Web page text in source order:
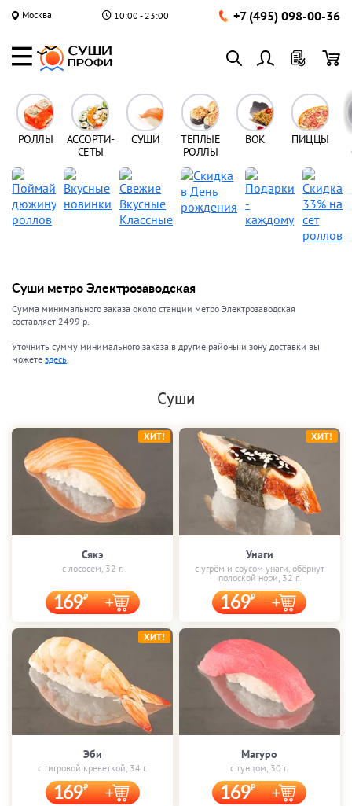
Москва 10:00 - 23:00 +7 (495) 098-00-36
РОЛЛЫ
АССОРТИ-
СЕТЫ
СУШИ
ТЕПЛЫЕ
РОЛЛЫ
ВОК ПИЦЦЫ
Суши метро Электрозаводская
Сумма минимального заказа около станции метро Электрозаводская
составляет 2499 р.
Уточнить сумму минимального заказа в другие районы и зону доставки вы
можетездесь.
Суши
Сякэ
с лососем, 32 г.
169
ХИТ!
Унаги
с угрём и соусом унаги, обёрнут
полоской нори, 32 г.
169
ХИТ!
Эби
с тигровой креветкой, 34 г.
169
ХИТ!
Магуро
с тунцом, 30 г.
169